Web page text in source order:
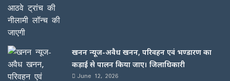
खनन न्यूज-अवैध खनन, परिवहन एवं भण्डारण का
कड़ाई से पालन किया जाए। जिलाधिकारी
June 12, 2026